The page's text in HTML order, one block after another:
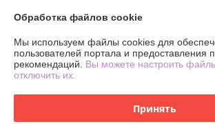
.
Регистрационный номер ЕГР: 390494305
Регистрационный орган: Витебский Городской
Обработка файлов cookie
Мы используем файлы cookies для
пользователей портала и предоставления
рекомендаций. Вы можете настроить
отключить их.
Принять